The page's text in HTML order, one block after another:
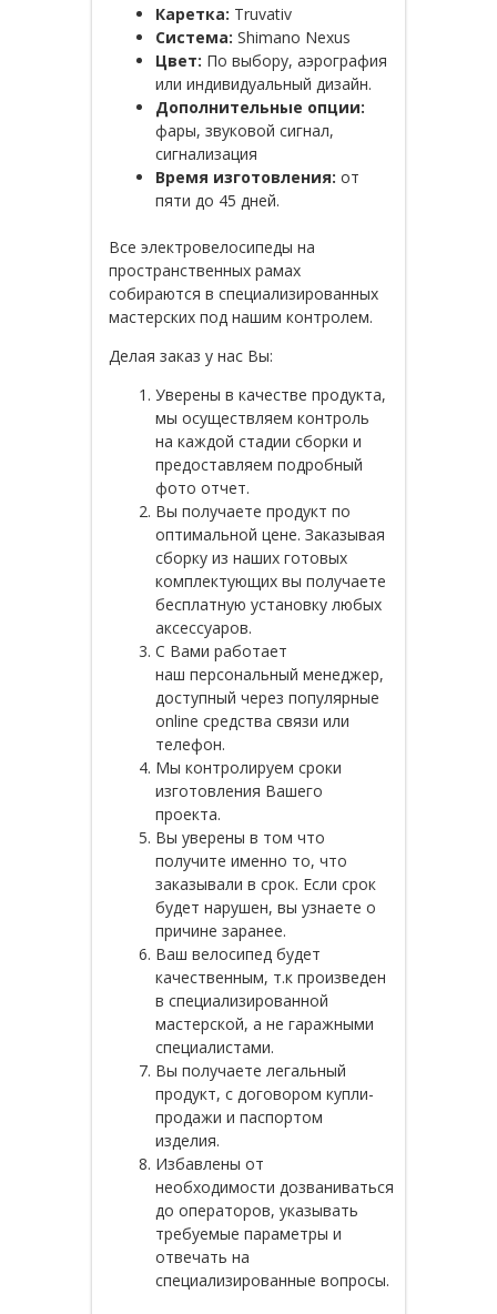
Каретка: Truvativ
Система: Shimano Nexus
Цвет: По выбору, аэрография
или индивидуальный дизайн.
Дополнительные опции:
фары, звуковой сигнал,
сигнализация
Время изготовления: от
пяти до 45 дней.
Все электровелосипеды на
пространственных рамах
собираются в специализированных
мастерских под нашим контролем.
Делая заказ у нас Вы:
Уверены в качестве продукта,
мы осуществляем контроль
на каждой стадии сборки и
предоставляем подробный
фото отчет.
Вы получаете продукт по
оптимальной цене. Заказывая
сборку из наших готовых
комплектующих вы получаете
бесплатную установку любых
аксессуаров.
С Вами работает
наш персональный менеджер,
доступный через популярные
online средства связи или
телефон.
Мы контролируем сроки
изготовления Вашего
проекта.
Вы уверены в том что
получите именно то, что
заказывали в срок. Если срок
будет нарушен, вы узнаете о
причине заранее.
Ваш велосипед будет
качественным, т.к произведен
в специализированной
мастерской, а не гаражными
специалистами.
Вы получаете легальный
продукт, с договором купли-
продажи и паспортом
изделия.
Избавлены от
необходимости дозваниваться
до операторов, указывать
требуемые параметры и
отвечать на
специализированные вопросы.